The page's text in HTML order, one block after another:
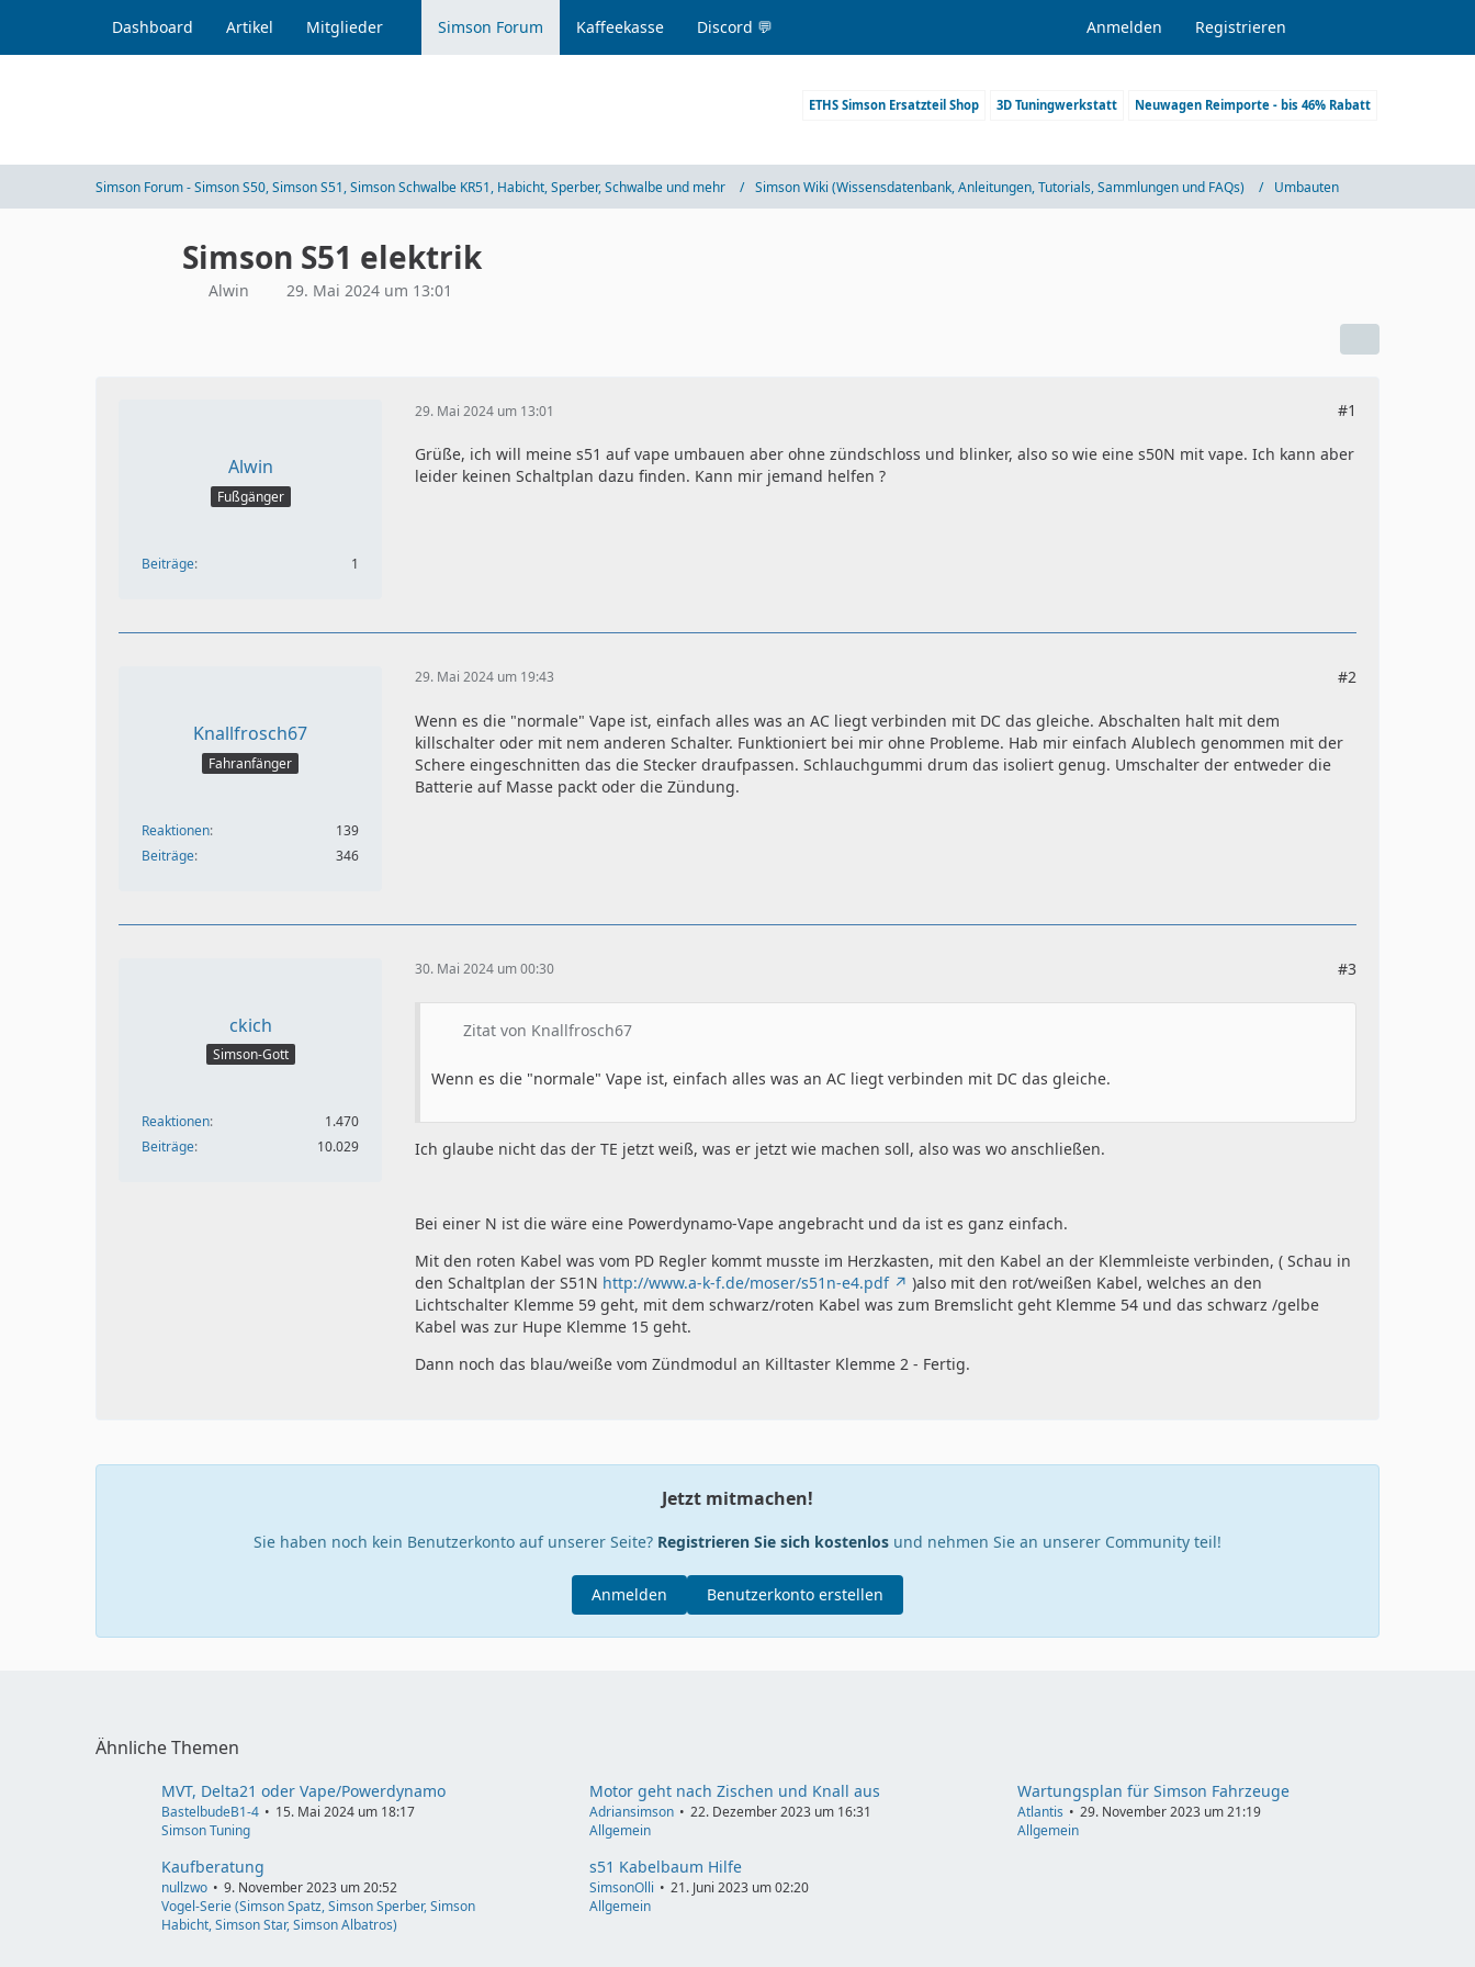
Dashboard Artikel Mitglieder Simson Forum Kaffeekasse Discord 💬 Anmelden Registrieren
ETHS Simson Ersatzteil Shop 3D Tuningwerkstatt Neuwagen Reimporte - bis 46% Rabatt
Simson Forum - Simson S50, Simson S51, Simson Schwalbe KR51, Habicht, Sperber, Schwalbe und mehr Simson Wiki (Wissensdatenbank, Anleitungen, Tutorials, Sammlungen und FAQs) Umbauten
Simson S51 elektrik
Alwin 29. Mai 2024 um 13:01
Alwin
Fußgänger
Beiträge 1
29. Mai 2024 um 13:01 #1
Grüße, ich will meine s51 auf vape umbauen aber ohne zündschloss und blinker, also so wie eine s50N mit vape. Ich kann aber
leider keinen Schaltplan dazu finden. Kann mir jemand helfen ?
Knallfrosch67
Fahranfänger
Reaktionen
139
Beiträge
346
29. Mai 2024 um 19:43 #2
Wenn es die "normale" Vape ist, einfach alles was an AC liegt verbinden mit DC das gleiche. Abschalten halt mit dem
killschalter oder mit nem anderen Schalter. Funktioniert bei mir ohne Probleme. Hab mir einfach Alublech genommen mit der
Schere eingeschnitten das die Stecker draufpassen. Schlauchgummi drum das isoliert genug. Umschalter der entweder die
Batterie auf Masse packt oder die Zündung.
ckich
Simson-Gott
Reaktionen
1.470
Beiträge
10.029
30. Mai 2024 um 00:30 #3
Zitat von Knallfrosch67
Wenn es die "normale" Vape ist, einfach alles was an AC liegt verbinden mit DC das gleiche.
Ich glaube nicht das der TE jetzt weiß, was er jetzt wie machen soll, also was wo anschließen.
Bei einer N ist die wäre eine Powerdynamo-Vape angebracht und da ist es ganz einfach.
Mit den roten Kabel was vom PD Regler kommt musste im Herzkasten, mit den Kabel an der Klemmleiste verbinden, ( Schau in
den Schaltplan der S51N http://www.a-k-f.de/moser/s51n-e4.pdf
)also mit den rot/weißen Kabel, welches an den
Lichtschalter Klemme 59 geht, mit dem schwarz/roten Kabel was zum Bremslicht geht Klemme 54 und das schwarz /gelbe
Kabel was zur Hupe Klemme 15 geht.
Dann noch das blau/weiße vom Zündmodul an Killtaster Klemme 2 - Fertig.
Jetzt mitmachen!
Sie haben noch kein Benutzerkonto auf unserer Seite? Registrieren Sie sich kostenlos und nehmen Sie an unserer Community teil!
Benutzerkonto erstellen
Anmelden
Ähnliche Themen
MVT, Delta21 oder Vape/Powerdynamo
BastelbudeB1-4
15. Mai 2024 um 18:17
Simson Tuning
Motor geht nach Zischen und Knall aus
Adriansimson
22. Dezember 2023 um 16:31
Allgemein
Wartungsplan für Simson Fahrzeuge
Atlantis
29. November 2023 um 21:19
Allgemein
Kaufberatung
nullzwo
9. November 2023 um 20:52
Vogel-Serie (Simson Spatz, Simson Sperber, Simson
Habicht, Simson Star, Simson Albatros)
s51 Kabelbaum Hilfe
SimsonOlli
21. Juni 2023 um 02:20
Allgemein